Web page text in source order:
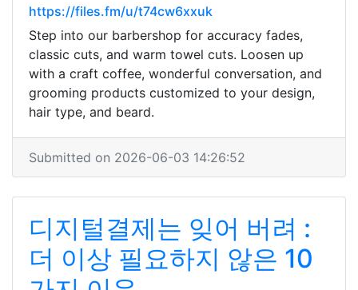
https://files.fm/u/t74cw6xxuk
Step into our barbershop for accuracy fades,
classic cuts, and warm towel cuts. Loosen up
with a craft coffee, wonderful conversation, and
grooming products customized to your design,
hair type, and beard.
Submitted on 2026-06-03 14:26:52
디지털결제는 잊어 버려 :
더 이상 필요하지 않은 10